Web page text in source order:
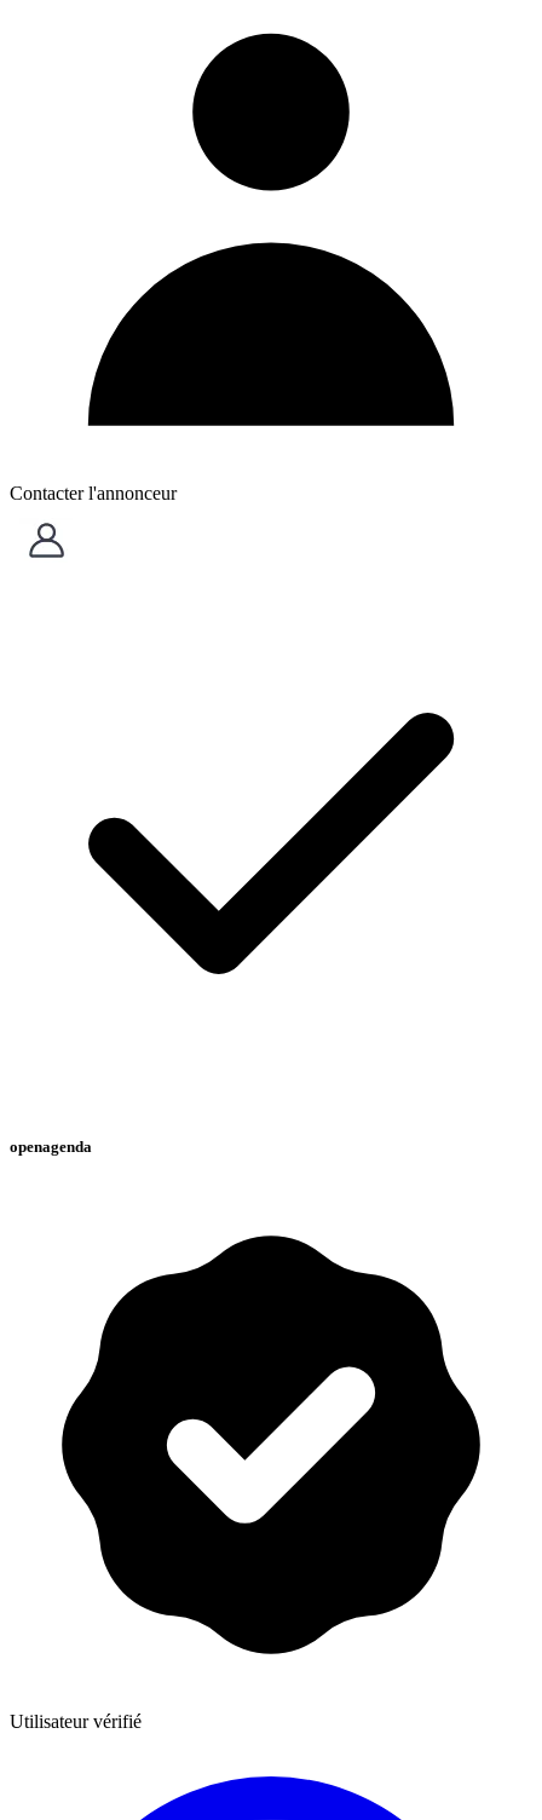
Contacter l'annonceur
openagenda
Utilisateur vérifié